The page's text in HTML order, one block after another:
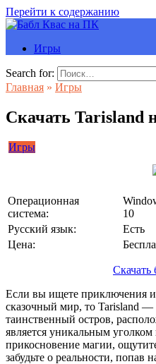
Перейти к содержанию
Игры
Search for:
Главная » Игры
Скачать Tarisland
Игры
Операционная
система:
10
Русский язык:
Есть
Цена:
Скачать
Если вы ищете приключения и
сказочный мир, то Tarisland —
таинственный остров,
является уникальным
прикосновение магии,
забудьте о реальности, попав